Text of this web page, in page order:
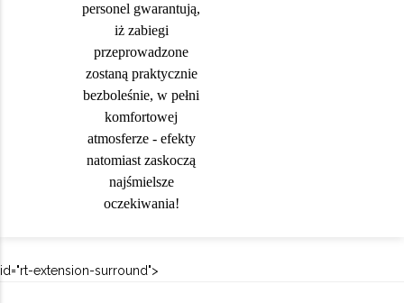
personel gwarantują,
iż zabiegi
przeprowadzone
zostaną praktycznie
bezboleśnie, w pełni
komfortowej
atmosferze - efekty
natomiast zaskoczą
najśmielsze
oczekiwania!
id="rt-extension-surround">